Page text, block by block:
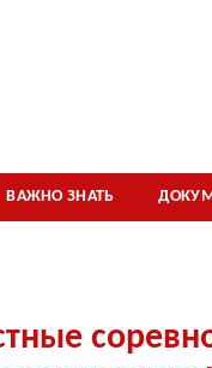
ВАЖНО ЗНАТЬ